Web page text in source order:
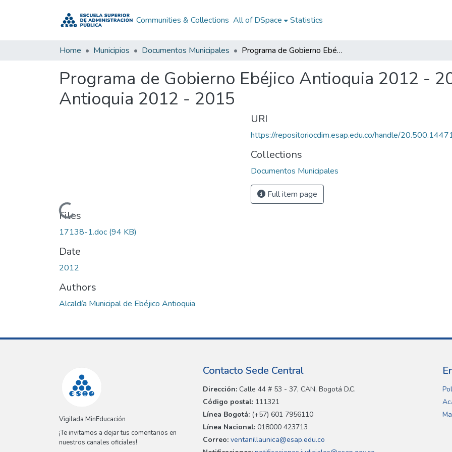
Communities & Collections All of DSpace Statistics
Home Municipios Documentos Municipales Programa de Gobierno Ebéjico Antioquia 2012 - 2015: PG Ebéjico Antioquia 2012 - 2015
Programa de Gobierno Ebéjico Antioquia 2012 -
Antioquia 2012 - 2015
Loading...
Files
17138-1.doc (94 KB)
Date
2012
Authors
Alcaldía Municipal de Ebéjico Antioquia
URI
https://repositoriocdim.esap.edu.co/handle/
Collections
Documentos Municipales
Full item page
Vigilada MinEducación
¡Te invitamos a dejar tus comentarios en
nuestros canales oficiales!
Contacto Sede Central
Dirección: Calle 44 # 53 - 37, CAN, Bogotá D.C.
Código postal: 111321
Línea Bogotá: (+57) 601 7956110
Línea Nacional: 018000 423713
Correo: ventanillaunica@esap.edu.co